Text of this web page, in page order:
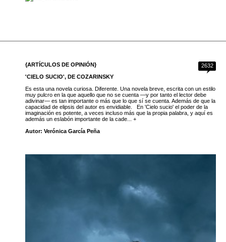
2632
{ARTÍCULOS DE OPINIÓN}
'CIELO SUCIO', DE COZARINSKY
Es esta una novela curiosa. Diferente. Una novela breve, escrita con un estilo
muy pulcro en la que aquello que no se cuenta —y por tanto el lector debe
adivinar— es tan importante o más que lo que sí se cuenta. Además de que la
capacidad de elipsis del autor es envidiable. En 'Cielo sucio' el poder de la
imaginación es potente, a veces incluso más que la propia palabra, y aquí es
además un eslabón importante de la cade... +
Autor: Verónica García Peña